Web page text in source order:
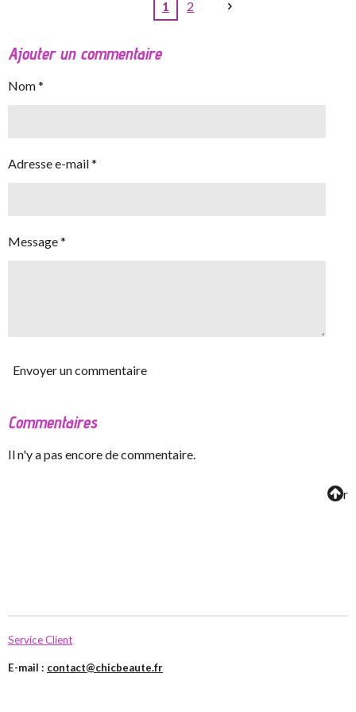
1 2
Ajouter un commentaire
Nom *
Adresse e-mail *
Message *
Envoyer un commentaire
Commentaires
Il n'y a pas encore de commentaire.
r
Service Client
E-mail : contact@chicbeaute.fr